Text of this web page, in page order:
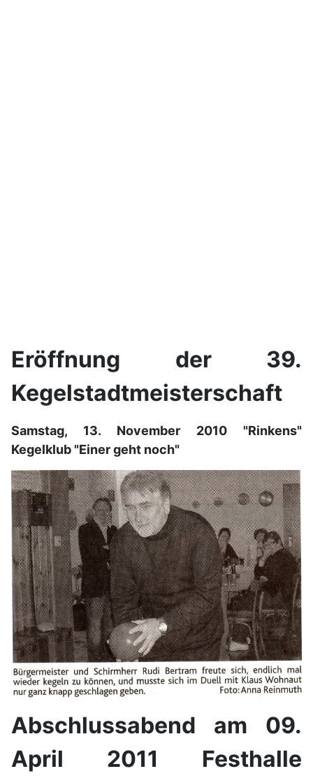
Eröffnung der 39.
Kegelstadtmeisterschaft
Samstag, 13. November 2010 "Rinkens"
Kegelklub "Einer geht noch"
Abschlussabend am 09.
April 2011 Festhalle